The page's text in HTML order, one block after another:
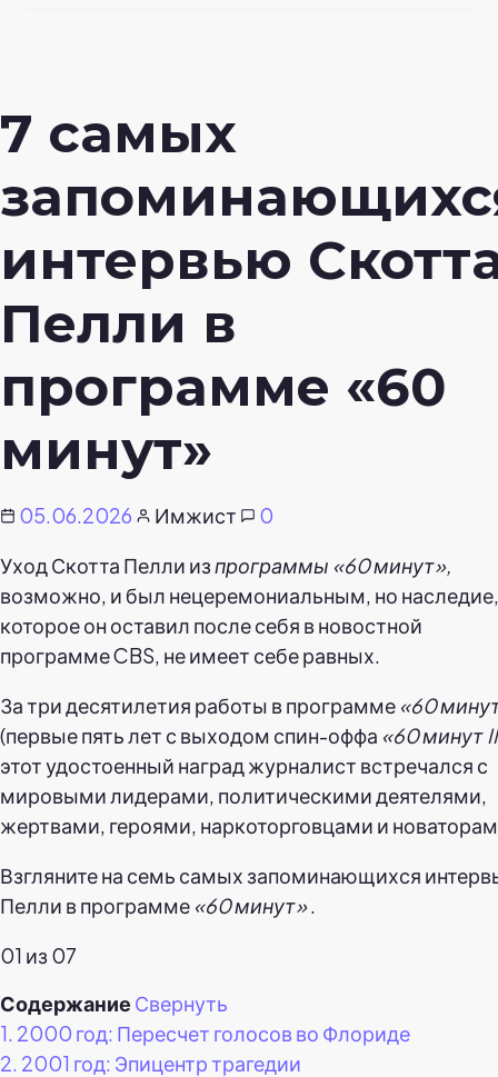
7 самых
интервью
Пелли в
программе «60
минут»
05.06.2026 Имжист
0
Уход Скотта Пелли изпрограммы «60 минут»,
возможно, и был нецеремониальным, но наследие,
которое он оставил после себя в новостной
программе CBS, не имеет себе равных.
За три десятилетия работы в программе «60
(первые пять лет с выходом спин-оффа «60 минут
этот удостоенный наград журналист встречался с
мировыми лидерами, политическими деятелями,
жертвами, героями, наркоторговцами и
Взгляните на семь самых запоминающихся
Пелли в программе «60 минут».
01 из 07
Содержание Свернуть
1. 2000 год: Пересчет голосов во Флориде
2. 2001 год: Эпицентр трагедии